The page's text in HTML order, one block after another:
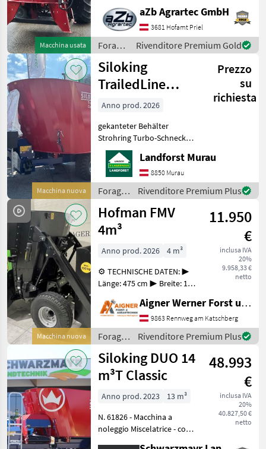
Macchina usata
aZb MINI vertikal 3, 5 m³
stationär mit Elektro Motor
11 kW, Traktorbetrieb und
mechanischen S
aZb Agrartec GmbH
3681 Hofamt Priel
Foraggiamento
/
Sonstige
Rivenditore Premium Gold
Macchina nuova
Siloking
TrailedLine
Classic Compact
10-T
Prezzo
su
richiesta
Anno prod. 2026
gekanteter Behälter
Strohring Turbo-Schnecke 2
mechanische
Gegenschneiden
mechanischer Stützfuß
hydraulische Bremse
Querförderband hinten
inkl. 2 Motoren Weitwinkelg
Landforst Murau
8850 Murau
Foraggiamento
/
Siloking
Rivenditore Premium Plus
Macchina nuova
Hofman FMV
4m³
11.950
€
inclusa IVA
20%
9.958,33 €
netto
Anno prod. 2026
4 m³
⚙️ TECHNISCHE DATEN: ▶
Länge: 475 cm ▶ Breite: 175
Anzahl der Messer: 8 ▶
Gewicht: 1.500 kg ▶
Bodenplattenstärke: 10
mm ▶ Wandplattenstä
Aigner Werner Forst und Agrartechnik
9863 Rennweg am Katschberg
Foraggiamento
/
Hofman
Rivenditore Premium Plus
Siloking DUO 14
m³T Classic
48.993
€
inclusa IVA
20%
40.827,50 €
netto
Anno prod. 2023
13 m³
N. 61826 - Macchina a
noleggio Miscelatrice - con